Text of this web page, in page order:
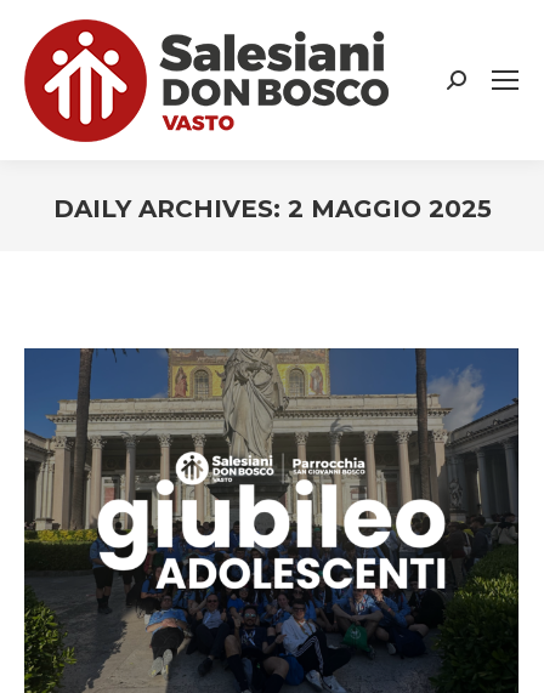
Search:
DAILY ARCHIVES: 2 MAGGIO 2025